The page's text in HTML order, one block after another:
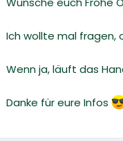
Ich wollte mal fragen,
Wenn ja, läuft das
Danke für eure Infos